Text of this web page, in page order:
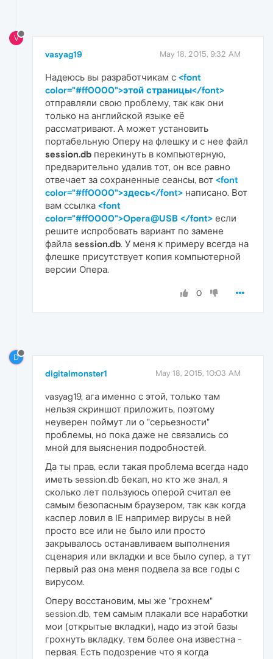
V
vasyag19 May 18, 2015, 9:32 AM
Надеюсь вы разработчикам с <font
color="#ff0000">этой страницы</font>
отправляли свою проблему, так как они
только на английской языке её
рассматривают. А может установить
портабельную Оперу на флешку и с нее файл
session.db перекинуть в компьютерную,
предварительно удалив тот, он все равно
отвечает за сохраненные сеансы, вот <font
color="#ff0000">здесь</font> написано. Вот
вам ссылка <font
color="#ff0000">Opera@USB </font> если
решите испробовать вариант по замене
файла session.db. У меня к примеру всегда на
флешке присутствует копия компьютерной
версии Опера.
0
D
digitalmonster1 May 18, 2015, 10:03 AM
vasyag19, ага именно с этой, только там
нельзя скриншот приложить, поэтому
неуверен поймут ли о "серьезности"
проблемы, но пока даже не связались со
мной для выяснения подробностей.
Да ты прав, если такая проблема всегда надо
иметь session.db бекап, но кто же знал, я
сколько лет пользуюсь оперой считал ее
самым безопасным браузером, так как когда
каспер ловил в IE например вирусы в ней
просто все или не было или просто
закрывалось останавливаем выполнения
сценария или вкладки и все было супер, а тут
первый раз она меня подвела за все годы с
вирусом.
Оперу восстановим, мы же "грохнем"
session.db, тем самым плакали все наработки
мои (открытые вкладки), надо из этой базы
грохнуть вкладку, тем более она известна -
первая. Есть подозрение что я когда